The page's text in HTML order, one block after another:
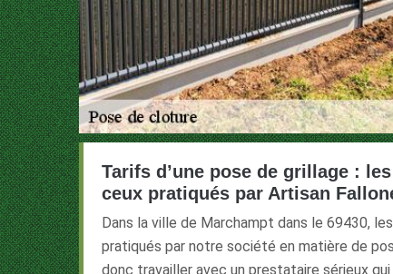
Tarifs d’une pose de grillage :
ceux pratiqués par Artisan
Dans la ville de Marchampt dans le 69430,
pratiqués par notre société en matière de
donc travailler avec un prestataire sérieux